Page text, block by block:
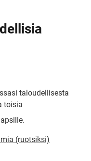
taloudellisesta
toisia
(ruotsiksi)